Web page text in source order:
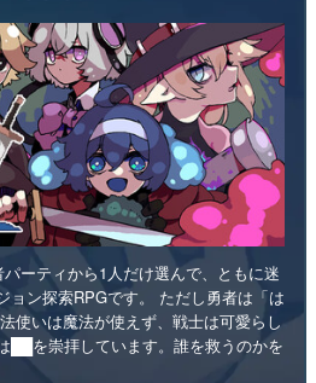
パーティから1人だけ選んで、ともに迷
ョン探索RPGです。 ただし勇者は「は
使いは魔法が使えず、戦士は可愛らし
██を崇拝しています。誰を救うのかを